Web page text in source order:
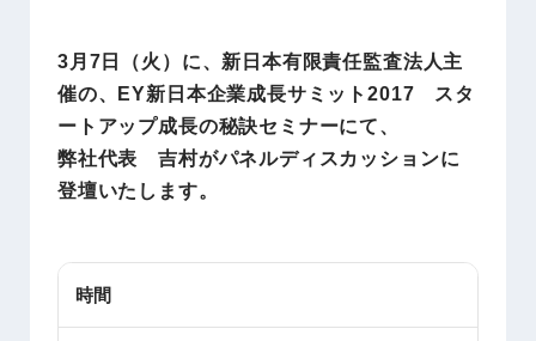
3月7日（火）に、新日本有限責任監査法人主
催の、EY新日本企業成長サミット2017 スタ
ートアップ成長の秘訣セミナーにて、
弊社代表 吉村がパネルディスカッションに
登壇いたします。
時間